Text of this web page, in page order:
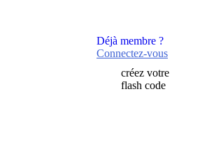
Déjà membre ?
Connectez-vous
créez votre
flash code